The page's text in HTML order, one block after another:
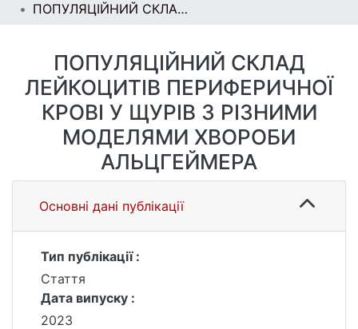
ПОПУЛЯЦІЙНИЙ СКЛАД ЛЕЙКОЦИТІВ ПЕРИФЕРИЧНОЇ КРОВІ У ЩУРІВ З РІЗНИМИ МОДЕЛЯМИ ХВОРОБИ АЛЬЦГЕЙМЕРА
ПОПУЛЯЦІЙНИЙ СКЛАД
ЛЕЙКОЦИТІВ ПЕРИФЕРИЧНОЇ
КРОВІ У ЩУРІВ З РІЗНИМИ
МОДЕЛЯМИ ХВОРОБИ
АЛЬЦГЕЙМЕРА
Основні дані публікації
Тип публікації :
Стаття
Дата випуску :
2023